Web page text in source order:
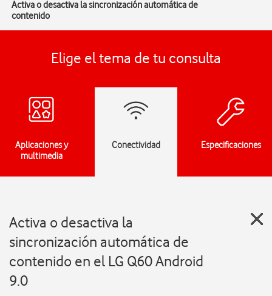
Activa o desactiva la sincronización automática de
contenido
Elige el tema de tu consulta
Aplicaciones y
multimedia
Conectividad Especificaciones
Activa o desactiva la
sincronización automática de
contenido en el LG Q60 Android
9.0